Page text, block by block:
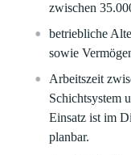
zwischen
betriebliche
sowie
Arbeitszeit
Schichtsystem
Einsatz ist im
planbar.